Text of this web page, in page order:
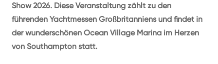
Show 2026. Diese Veranstaltung zählt zu den
führenden Yachtmessen Großbritanniens und findet in
der wunderschönen Ocean Village Marina im Herzen
von Southampton statt.